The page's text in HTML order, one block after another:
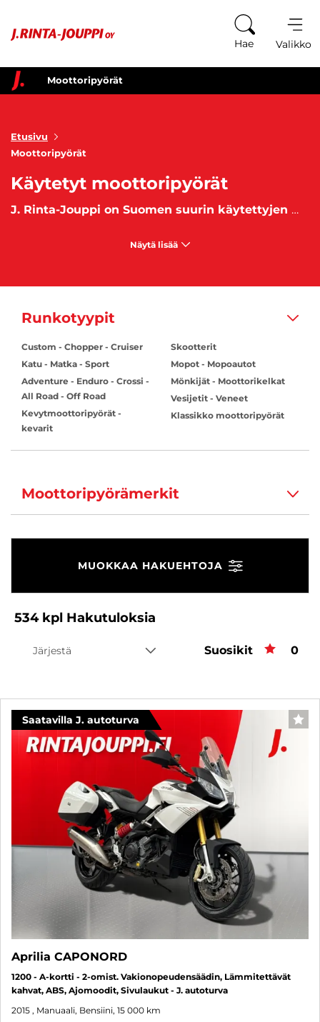
Hae Valikko
Moottoripyörät
Etusivu
Moottoripyörät
Käytetyt moottoripyörät
J. Rinta-Jouppi on Suomen suurin käytettyjen moottoripyörien myyjä
Näytä lisää
Runkotyypit
Custom - Chopper - Cruiser
Katu - Matka - Sport
Adventure - Enduro - Crossi -
All Road - Off Road
Kevytmoottoripyörät -
kevarit
Skootterit
Mopot - Mopoautot
Mönkijät - Moottorikelkat
Vesijetit - Veneet
Klassikko moottoripyörät
Moottoripyörämerkit
MUOKKAA HAKUEHTOJA
534kpl Hakutuloksia
Järjestä Suosikit 0
Saatavilla J. autoturva
Aprilia CAPONORD
1200 - A-kortti - 2-omist. Vakionopeudensäädin, Lämmitettävät
kahvat, ABS, Ajomoodit, Sivulaukut - J. autoturva
2015 , Manuaali, Bensiini, 15 000 km